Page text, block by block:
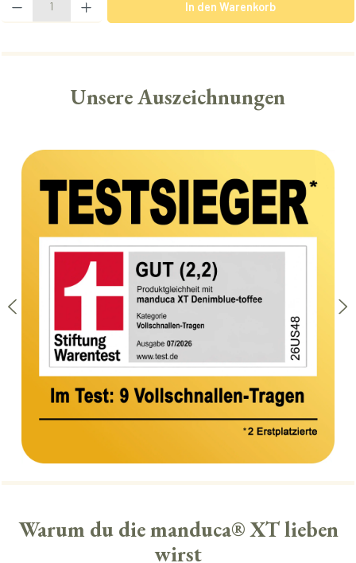
In den Warenkorb
Unsere Auszeichnungen
Bildergalerie überspringen
Warum du die manduca® XT lieben
wirst